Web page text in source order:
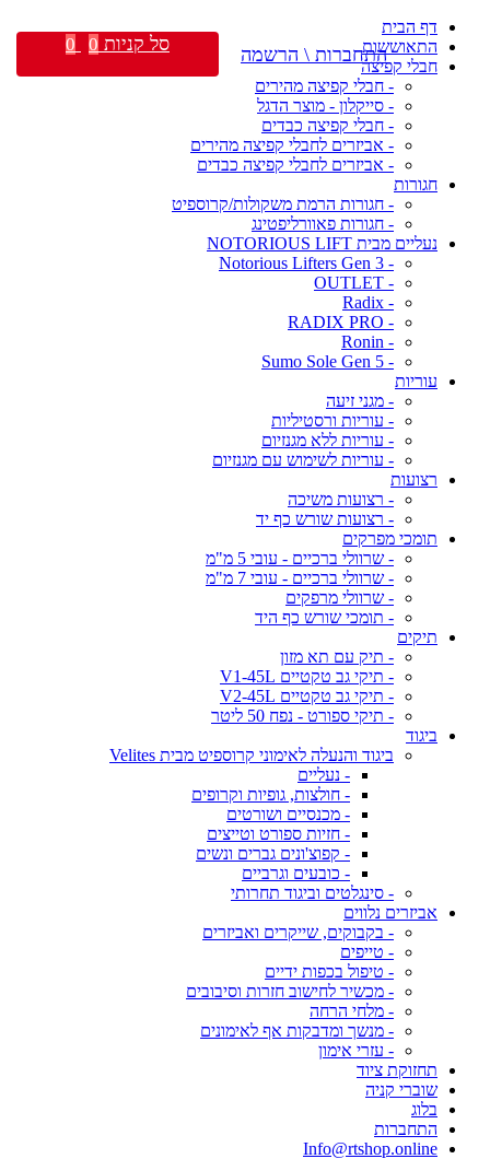
דף הבית
התאוששות
חבלי קפיצה
- חבלי קפיצה מהירים
- סייקלון - מוצר הדגל
- חבלי קפיצה כבדים
- אביזרים לחבלי קפיצה מהירים
- אביזרים לחבלי קפיצה כבדים
חגורות
- חגורות הרמת משקולות/קרוספיט
- חגורות פאוורליפטינג
נעליים מבית NOTORIOUS LIFT
- Notorious Lifters Gen 3
- OUTLET
- Radix
- RADIX PRO
- Ronin
- Sumo Sole Gen 5
עוריות
- מגני זיעה
- עוריות ורסטיליות
- עוריות ללא מגנזיום
- עוריות לשימוש עם מגנזיום
רצועות
- רצועות משיכה
- רצועות שורש כף יד
תומכי מפרקים
- שרוולי ברכיים - עובי 5 מ"מ
- שרוולי ברכיים - עובי 7 מ"מ
- שרוולי מרפקים
- תומכי שורש כף היד
תיקים
- תיק עם תא מזון
- תיקי גב טקטיים V1-45L
- תיקי גב טקטיים V2-45L
- תיקי ספורט - נפח 50 ליטר
ביגוד
ביגוד והנעלה לאימוני קרוספיט מבית Velites
- נעליים
- חולצות, גופיות וקרופים
- מכנסיים ושורטים
- חזיות ספורט וטייצים
- קפוצ'ונים גברים ונשים
- כובעים וגרביים
- סינגלטים וביגוד תחרותי
אביזרים נלווים
- בקבוקים, שייקרים ואביזרים
- טייפים
- טיפול בכפות ידיים
- מכשיר לחישוב חזרות וסיבובים
- מלחי הרחה
- מנשך ומדבקות אף לאימונים
- עזרי אימון
תחזוקת ציוד
שוברי קניה
בלוג
התחברות
Info@rtshop.online
התחברות \ הרשמה סל קניות 0
0